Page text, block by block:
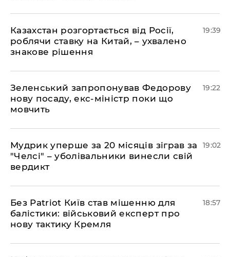
​Казахстан розгортається від Росії,
роблячи ставку на Китай, – ухвалено
знакове рішення
19:39
​Зеленський запропонував Федорову
нову посаду, екс-міністр поки що
мовчить
19:22
​Мудрик уперше за 20 місяців зіграв за
"Челсі" – уболівальники винесли свій
вердикт
19:02
​Без Patriot Київ став мішенню для
балістики: військовий експерт про
нову тактику Кремля
18:57